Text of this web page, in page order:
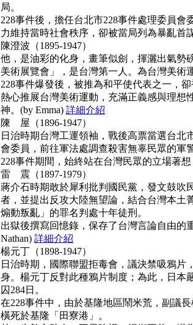
局。
228事件後，擔任台北市228事件處理委員
力維持當時社會秩序，卻被當局列為暴亂首
陳澄波（1895-1947）
他，是油彩的化身，畫筆似劍，揮灑出氣勢
美術展覽會」，是台灣第一人。為台灣美術
228事件爆發後，被推為和平使代表之一，
熱心推展台灣美術運動，充滿正義感與理想
神。(by Emma) 詳細介紹
陳 屋（1896-1947）
日治時期台灣工運領袖，戰後高票當選台北
會委員，前往軍法處調查殺害無辜民眾的軍
228事件期間，始終站在台灣民眾的立場著
雷 震（1897-1979）
蔣介石時期敢於犀利批判國民黨，發文鼓吹
者，並提出反攻大陸無望論，結合台灣本土
煽動叛亂」的罪名判處十年徒刑。
出獄後撰寫回憶錄，保存了台灣言論自由的
Nathan) 詳細介紹
楊元丁（1898-1947）
日治時期，國際聯盟拒毒會，議決禁吸鴉
身。楊元丁反對此種鴉片制度；為此，日本
囚284日。
在228事件中，由於基隆地區鬧米荒，副議
橫死於基隆「田寮港」。